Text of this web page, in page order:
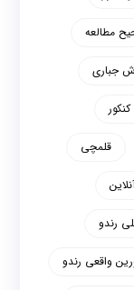
مطالعه
جباری
قلمچی
رندو
واقعی رندو